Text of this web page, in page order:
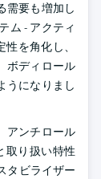
需要も増加し
ム - アクティ
を角化し、
ボディロール
うになりまし
アンチロール
取り扱い特性
タビライザー